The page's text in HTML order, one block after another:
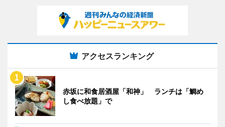
アクセスランキング
赤坂に和食居酒屋「和神」 ランチは「鯛め
し食べ放題」で